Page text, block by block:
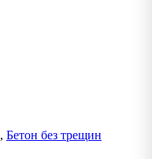
, Бетон без трещин